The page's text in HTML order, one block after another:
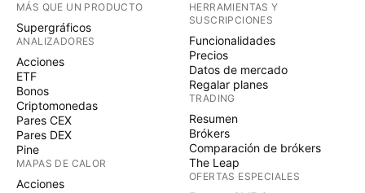
MÁS QUE UN PRODUCTO
Supergráficos
ANALIZADORES
Acciones
ETF
Bonos
Criptomonedas
Pares CEX
Pares DEX
Pine
MAPAS DE CALOR
Acciones
HERRAMIENTAS Y
SUSCRIPCIONES
Funcionalidades
Precios
Datos de mercado
Regalar planes
TRADING
Resumen
Brókers
Comparación de brókers
The Leap
OFERTAS ESPECIALES